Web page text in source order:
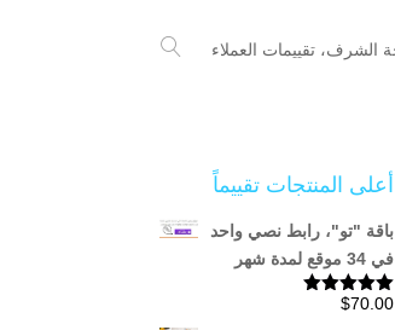
الشرف، تقييمات العملاء
أعلى المنتجات تقييماً
باقة "تو"، رابط نصي واحد
في 34 موقع لمدة شهر
تم التقييم
$70.00